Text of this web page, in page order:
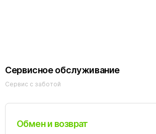
Сервисное обслуживание
Сервис с заботой
Обмен и возврат